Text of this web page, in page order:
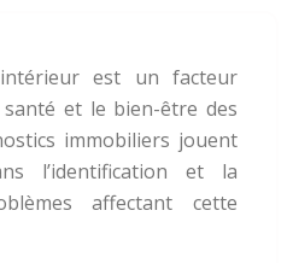
est un facteur
et le bien-être des
immobiliers jouent
l’identification et la
affectant cette